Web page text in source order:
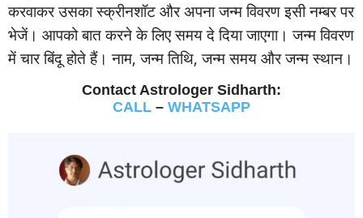
करवाकर उसका स्‍क्रीनशॉट और अपना जन्‍म विवरण इसी नम्‍बर पर
भेजें। आपको बात करने के लिए समय दे दिया जाएगा। जन्‍म विवरण
में चार बिंदू होते हैं। नाम, जन्‍म तिथि, जन्‍म समय और जन्‍म स्‍थान।
Contact Astrologer Sidharth:
CALL – WHATSAPP